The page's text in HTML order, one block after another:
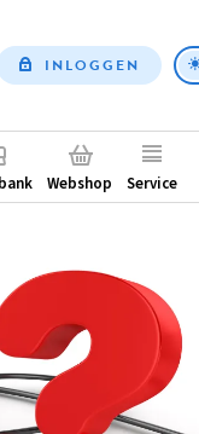
INLOGGEN
Webshop Service